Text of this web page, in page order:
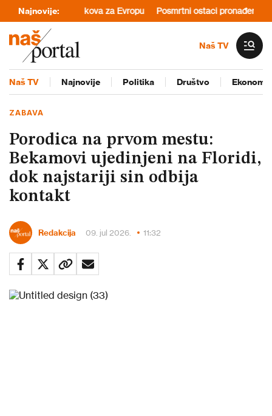
Najnovije:
NBA bekova za Evropu Posmrtni ostaci pronađeni u trećoj
Naš TV
Naš TV Najnovije Politika Društvo
ZABAVA
Porodica na prvom mestu:
Bekamovi ujedinjeni na Floridi,
dok najstariji sin odbija
kontakt
Redakcija 09. jul 2026. 11:32